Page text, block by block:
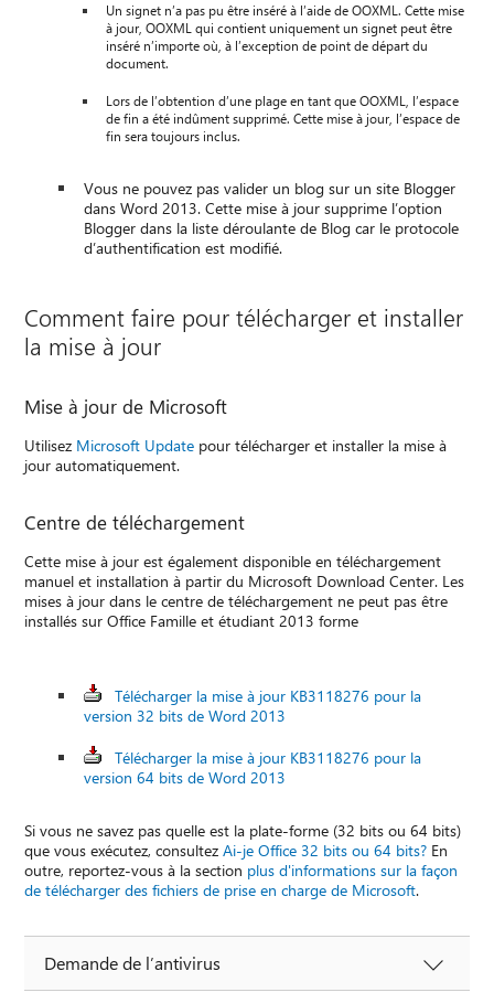
Un signet n’a pas pu être inséré à l’aide de OOXML. Cette mise
à jour, OOXML qui contient uniquement un signet peut être
inséré n’importe où, à l’exception de point de départ du
document.
Lors de l’obtention d’une plage en tant que OOXML, l’espace
de fin a été indûment supprimé. Cette mise à jour, l’espace de
fin sera toujours inclus.
Vous ne pouvez pas valider un blog sur un site Blogger
dans Word 2013. Cette mise à jour supprime l’option
Blogger dans la liste déroulante de Blog car le protocole
d’authentification est modifié.
Comment faire pour télécharger et installer
la mise à jour
Mise à jour de Microsoft
Utilisez Microsoft Update pour télécharger et installer la mise à
jour automatiquement.
Centre de téléchargement
Cette mise à jour est également disponible en téléchargement
manuel et installation à partir du Microsoft Download Center. Les
mises à jour dans le centre de téléchargement ne peut pas être
installés sur Office Famille et étudiant 2013 forme
Télécharger la mise à jour KB3118276 pour la
version 32 bits de Word 2013
Télécharger la mise à jour KB3118276 pour la
version 64 bits de Word 2013
Si vous ne savez pas quelle est la plate-forme (32 bits ou 64 bits)
que vous exécutez, consultezAi-je Office 32 bits ou 64 bits? En
outre, reportez-vous à la section plus d'informations sur la façon
de télécharger des fichiers de prise en charge de Microsoft.
Demande de l’antivirus